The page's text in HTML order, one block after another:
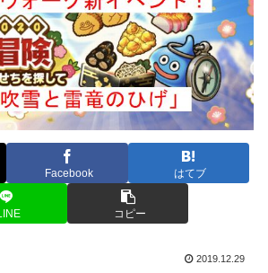
Facebook はてブ
コピー
2019.12.29